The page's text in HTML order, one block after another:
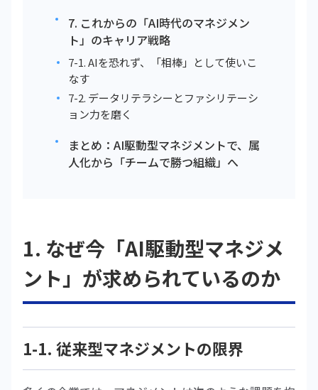
7. これからの「AI時代のマネジメン
ト」のキャリア戦略
7-1. AIを恐れず、「相棒」として使いこ
なす
7-2. データリテラシーとファシリテーシ
ョン力を磨く
まとめ：AI駆動型マネジメントで、属
人化から「チームで勝つ組織」へ
1. なぜ今「AI駆動型マネジメ
ント」が求められているのか
1-1. 従来型マネジメントの限界